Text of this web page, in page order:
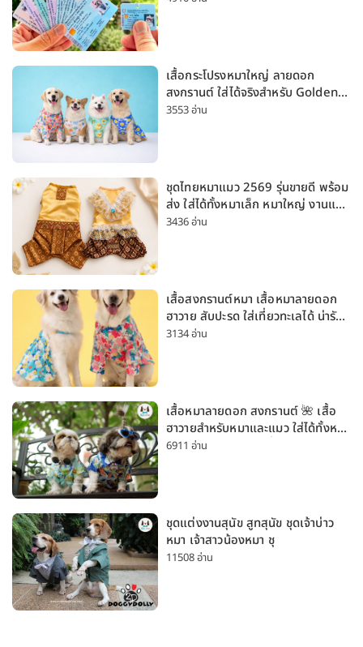
เสื้อกระโปรงหมาใหญ่ ลายดอก
สงกรานต์ ใส่ได้จริงสำหรับ Golden
Husky Labrador [อัปเดต 2026]
3553 อ่าน
ชุดไทยหมาแมว 2569 รุ่นขายดี พร้อม
ส่ง ใส่ได้ทั้งหมาเล็ก หมาใหญ่ งานแต่ง
สงกรานต์ ลอยกระทง
3436 อ่าน
เสื้อสงกรานต์หมา เสื้อหมาลายดอก
ฮาวาย สับปะรด ใส่เที่ยวทะเลได้ น่ารัก
ใส่ได้ทั้งหมาเล็กและหมาใหญ่
3134 อ่าน
เสื้อหมาลายดอก สงกรานต์ 🌺 เสื้อ
ฮาวายสำหรับหมาและแมว ใส่ได้ทั้งหมา
เล็กและหมาใหญ่ ใส่เที่ยวทะเลน่ารัก
6911 อ่าน
ชุดแต่งงานสุนัข สูทสุนัข ชุดเจ้าบ่าว
หมา เจ้าสาวน้องหมา ชุ
11508 อ่าน